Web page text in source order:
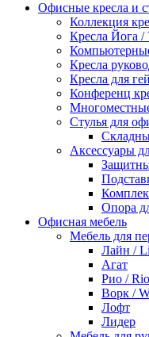
Офисные кресла и
Коллекция
Кресла Йога /
Кресла
Кресла для
Конференц
Стулья для
Аксессуары
Опора
Офисная мебель
Мебель для
Лайн /
Агат
Рио /
Ворк /
Лофт
Лидер